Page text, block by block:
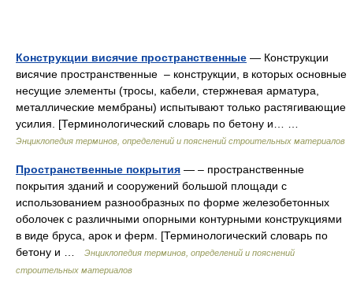
Конструкции висячие пространственные — Конструкции
висячие пространственные – конструкции, в которых основные
несущие элементы (тросы, кабели, стержневая арматура,
металлические мембраны) испытывают только растягивающие
усилия. [Терминологический словарь по бетону и… …
Энциклопедия терминов, определений и пояснений строительных материалов
Пространственные покры­тия — – пространственные
покрытия зданий и сооружений большой площади с
использованием разнообразных по форме железобетонных
оболочек с различными опорными контурными конструкциями
в виде бруса, арок и ферм. [Терминологический словарь по
бетону и …
Энциклопедия терминов, определений и пояснений
строительных материалов